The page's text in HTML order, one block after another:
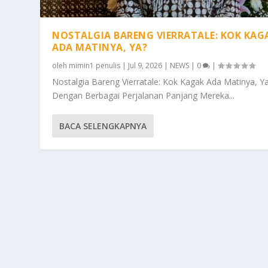
NOSTALGIA BARENG VIERRATALE: KOK
ADA MATINYA, YA?
oleh mimin1 penulis | Jul 9, 2026 | NEWS | 0 |
Nostalgia Bareng Vierratale: Kok Kagak Ada Matinya,
Dengan Berbagai Perjalanan Panjang Mereka...
BACA SELENGKAPNYA